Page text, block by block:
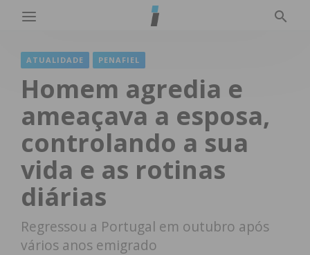
ATUALIDADE PENAFIEL
Homem agredia e
ameaçava a esposa,
controlando a sua
vida e as rotinas
diárias
Regressou a Portugal em outubro após
vários anos emigrado